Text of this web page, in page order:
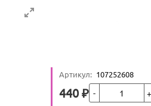
Артикул: 107252608
Цена
440 ₽